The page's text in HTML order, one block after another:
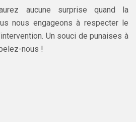
aucune surprise quand la
nous engageons à respecter le
Un souci de punaises à
nous !